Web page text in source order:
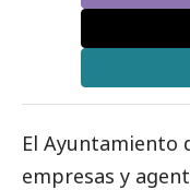
El Ayuntamiento
empresas y